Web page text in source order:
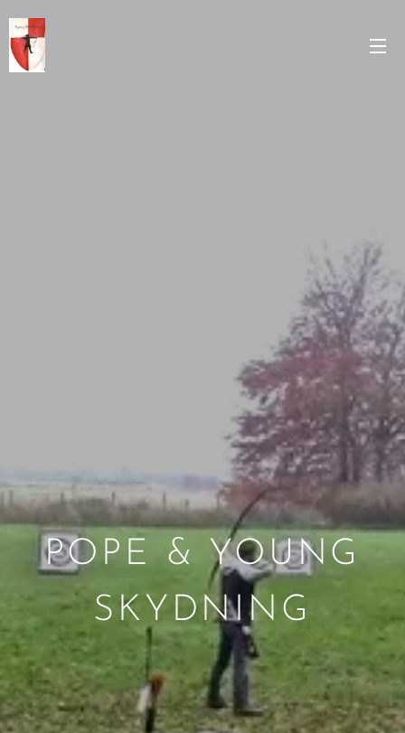
POPE & YOUNG
SKYDNING